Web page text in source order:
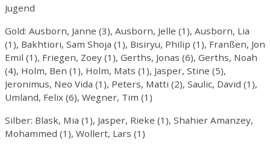
Jugend
Gold: Ausborn, Janne (3), Ausborn, Jelle (1), Ausborn, Lia
(1), Bakhtiori, Sam Shoja (1), Bisiryu, Philip (1), Franßen, Jon
Emil (1), Friegen, Zoey (1), Gerths, Jonas (6), Gerths, Noah
(4), Holm, Ben (1), Holm, Mats (1), Jasper, Stine (5),
Jeronimus, Neo Vida (1), Peters, Matti (2), Saulic, David (1),
Umland, Felix (6), Wegner, Tim (1)
Silber: Blask, Mia (1), Jasper, Rieke (1), Shahier Amanzey,
Mohammed (1), Wollert, Lars (1)